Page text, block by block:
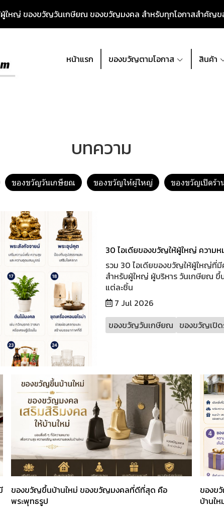
ใหญ่ ของขวัญวันเกษียณ ของขวัญมงคล สำหรับทุกโอกาสสำคัญ
หน้าแรก ของขวัญตามโอกาส สินค้า
บทความ
ของขวัญวันเกษียณ ของขวัญให้ผู้ใหญ่ ของขวัญเปิดร้า
30 ไอเดียของขวัญให้ผู้ใหญ่ ความห
รวม 30 ไอเดียของขวัญให้ผู้ใหญ่ที่มี
สำหรับผู้ใหญ่ ผู้บริหาร วันเกษียณ ขึ้
แต่ละชิ้น
7 Jul 2026
ของขวัญวันเกษียณ ของขวัญเปิด
ของขวัญขึ้นบ้านใหม่ ของขวัญมงคลที่ดีที่สุด คือ
พระพุทธรูป
ของข
บ้านใ